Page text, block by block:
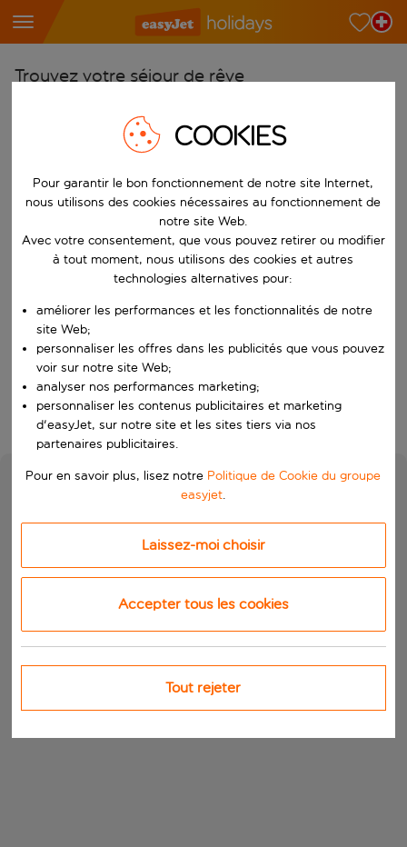
Trouvez votre séjour de rêve
Choisissez votre aéroport
Commencez à taper pour la saisie automatique. Lorsque les
Choisissez votre destination
Vers
Choisissez vos dates
Quand
Rechercher
COOKIES
Pour garantir le bon fonctionnement de notre site Internet,
nous utilisons des cookies nécessaires au fonctionnement de
notre site Web.
Avec votre consentement, que vous pouvez retirer ou modifier
à tout moment, nous utilisons des cookies et autres
technologies alternatives pour:
améliorer les performances et les fonctionnalités de notre
site Web;
personnaliser les offres dans les publicités que vous pouvez
voir sur notre site Web;
analyser nos performances marketing;
personnaliser les contenus publicitaires et marketing
d'easyJet, sur notre site et les sites tiers via nos
partenaires publicitaires.
Pour en savoir plus, lisez notre Politique de Cookie du groupe
easyjet.
Laissez-moi choisir
Accepter tous les cookies
Tout rejeter